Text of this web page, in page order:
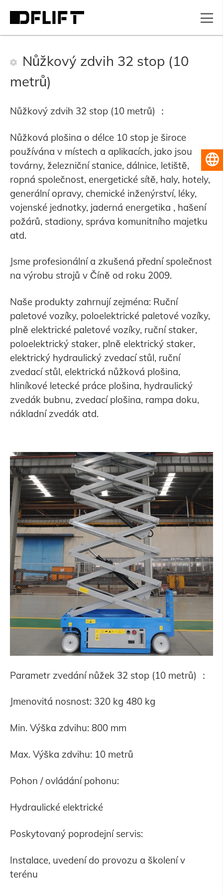
Nůžkový zdvih 32 stop (10
metrů)
Nůžkový zdvih 32 stop (10 metrů) ：
Nůžková plošina o délce 10 stop je široce
používána v místech a aplikacích, jako jsou
továrny, železniční stanice, dálnice, letiště,
ropná společnost, energetické sítě, haly, hotely,
generální opravy, chemické inženýrství, léky,
vojenské jednotky, jaderná energetika , hašení
požárů, stadiony, správa komunitního majetku
atd.
Jsme profesionální a zkušená přední společnost
na výrobu strojů v Číně od roku 2009.
Naše produkty zahrnují zejména: Ruční
paletové vozíky, poloelektrické paletové vozíky,
plně elektrické paletové vozíky, ruční staker,
poloelektrický staker, plně elektrický staker,
elektrický hydraulický zvedací stůl, ruční
zvedací stůl, elektrická nůžková plošina,
hliníkové letecké práce plošina, hydraulický
zvedák bubnu, zvedací plošina, rampa doku,
nákladní zvedák atd.
Parametr zvedání nůžek 32 stop (10 metrů) ：
Jmenovitá nosnost: 320 kg 480 kg
Min. Výška zdvihu: 800 mm
Max. Výška zdvihu: 10 metrů
Pohon / ovládání pohonu:
Hydraulické elektrické
Poskytovaný poprodejní servis:
Instalace, uvedení do provozu a školení v
terénu
Čeština